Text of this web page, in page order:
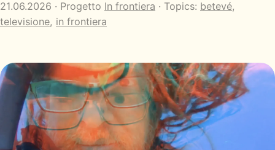
21.06.2026 · Progetto In frontiera · Topics: betevé,
televisione, in frontiera